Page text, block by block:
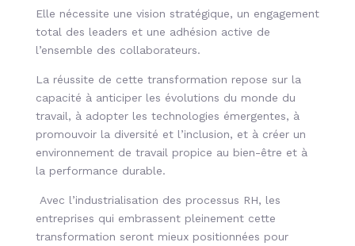
Elle nécessite une vision stratégique, un engagement
total des leaders et une adhésion active de
l’ensemble des collaborateurs.
La réussite de cette transformation repose sur la
capacité à anticiper les évolutions du monde du
travail, à adopter les technologies émergentes, à
promouvoir la diversité et l’inclusion, et à créer un
environnement de travail propice au bien-être et à
la performance durable.
Avec l’industrialisation des processus RH, les
entreprises qui embrassent pleinement cette
transformation seront mieux positionnées pour